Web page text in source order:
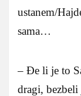
ustanem/
sama…
– Đe li je to
dragi, bezbeli